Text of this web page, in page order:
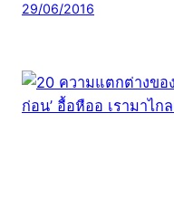
29/06/2016